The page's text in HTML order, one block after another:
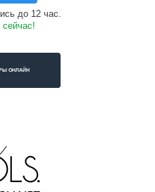
до 12 час.
ОНЛАЙН